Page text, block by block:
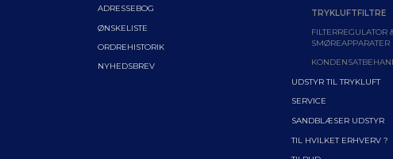
ADRESSEBOG
ØNSKELISTE
ORDREHISTORIK
NYHEDSBREV
TRYKLUFTFILTRE
FILTERREGULATOR
SMØREAPPARATER
UDSTYR TIL TRYKLUFT
SERVICE
SANDBLÆSER UDSTYR
TIL HVILKET ERHVERV ?